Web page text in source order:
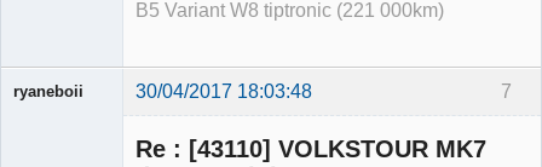
B5 Variant W8 tiptronic (221 000km)
7
ryaneboii 30/04/2017 18:03:48
Re : [43110] VOLKSTOUR MK7